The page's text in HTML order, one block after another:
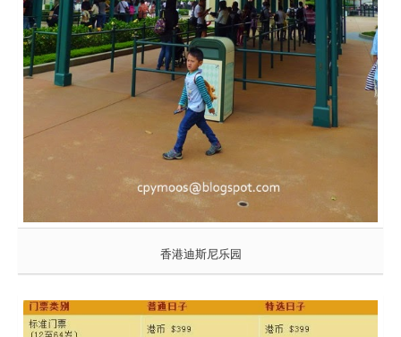
香港迪斯尼乐园